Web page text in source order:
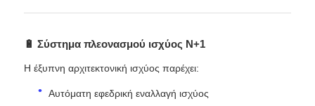
🔋 Σύστημα πλεονασμού ισχύος N+1
Η έξυπνη αρχιτεκτονική ισχύος παρέχει:
Αυτόματη εφεδρική εναλλαγή ισχύος